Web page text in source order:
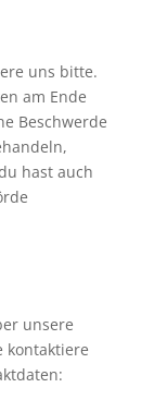
uns bitte.
am Ende
Beschwerde
hast auch
unsere
kontaktiere